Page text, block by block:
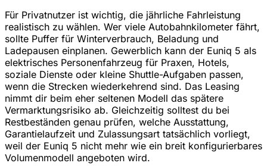
Für Privatnutzer ist wichtig, die jährliche Fahrleistung
realistisch zu wählen. Wer viele Autobahnkilometer fährt,
sollte Puffer für Winterverbrauch, Beladung und
Ladepausen einplanen. Gewerblich kann der Euniq 5 als
elektrisches Personenfahrzeug für Praxen, Hotels,
soziale Dienste oder kleine Shuttle-Aufgaben passen,
wenn die Strecken wiederkehrend sind. Das Leasing
nimmt dir beim eher seltenen Modell das spätere
Vermarktungsrisiko ab. Gleichzeitig solltest du bei
Restbeständen genau prüfen, welche Ausstattung,
Garantielaufzeit und Zulassungsart tatsächlich vorliegt,
weil der Euniq 5 nicht mehr wie ein breit konfigurierbares
Volumenmodell angeboten wird.